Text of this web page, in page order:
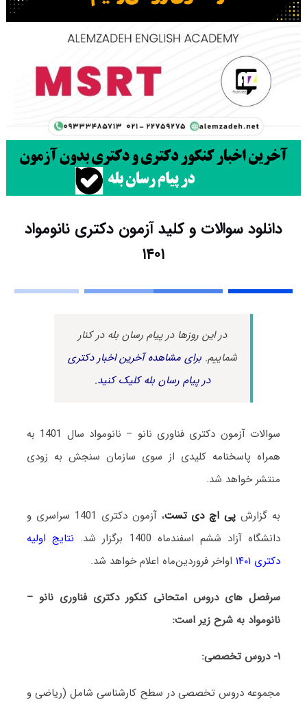
دانلود سوالات و کلید آزمون دکتری نانومواد
۱۴۰۱
در این روزها در پیام رسان بله در کنار
شماییم.برای مشاهده آخرین اخبار دکتری
در پیام رسان بله کلیک کنید.
سوالات آزمون دکتری فناوری نانو – نانومواد سال 1401 به
همراه پاسخنامه کلیدی از سوی سازمان سنجش به زودی
منتشر خواهد شد.
به گزارشپی اچ دی تست
، آزمون دکتری 1401 سراسری و
دانشگاه آزاد ششم اسفندماه 1400 برگزار شد.
نتایج اولیه
دکتری ۱۴۰۱
اواخر فروردین‌ماه اعلام خواهد شد.
سرفصل های دروس امتحانی کنکور دکتری فناوری نانو –
نانومواد به شرح زیر است:
۱- دروس تخصصی:
مجموعه دروس تخصصی در سطح کارشناسی شامل (ریاضی و